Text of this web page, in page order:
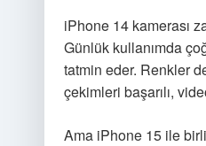
iPhone 14 kamerası
Günlük kullanımda
tatmin eder. Renkler
çekimleri başarılı,
Ama iPhone 15 ile